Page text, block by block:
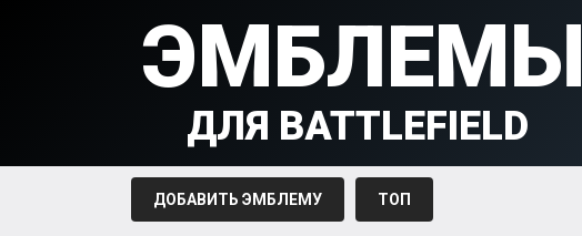
ЭМБЛЕМЫ
ДЛЯ BATTLEFIELD
ДОБАВИТЬ ЭМБЛЕМУ ТОП